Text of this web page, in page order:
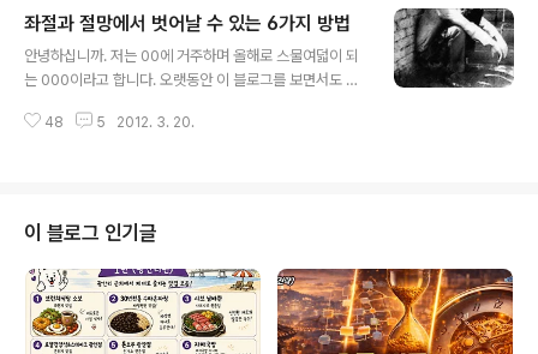
분들 특히 여행사에 근무하시는 분들의 봉급은 박봉이라고
할 정도로 업무에 비해 월급이 적다고들 합니다. 얼마 전에
는 동국대학교 석좌교수인 조벽 교수님의 강연회를 다녀왔
을 많이 맡게 될 것이고, 많이 하다보면 그 중 한 개 정도는
좌절과 절망에서 벗어날 수 있는 6가지 방법
안녕하십니까. 저는 00에 거주하며 올해로 스물여덟이 되
는 000이라고 합니다. 오랫동안 이 블로그를 보면서도 막
마음을 다 잡고 상담글을 씁니다. 제 고민은 다름 아닌 성격
인 계기가 뭐였는지 짐작조차 가지 않는군요. 지금에 와서
는 솔직한 심정으로 그냥 '내가 하는 일이 다 그렇지....'라는
식으로 반쯤 자포자기 상태입니다. 지금의 제가 떠올리는
가장 처음의 문제는 아마 타고난 성격일겁니다. 저는 어릴
때부터 타인을 사귀는 것이 상당히 서툴렀습니다. 오랫동
안 알고 지내는 친구와..
48 5 2012. 3. 20.
이 블로그 인기글